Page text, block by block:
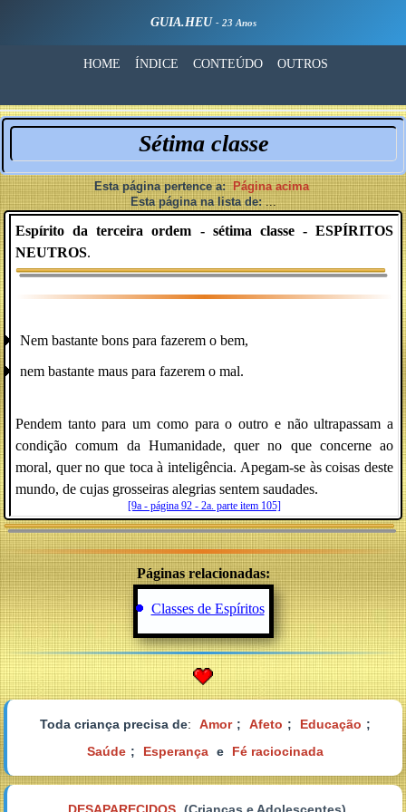
GUIA.HEU - 23 Anos
HOME ÍNDICE CONTEÚDO OUTROS
Sétima classe
Esta página pertence a: Página acima
Esta página na lista de:...
Espírito da terceira ordem - sétima classe - ESPÍRITOS
NEUTROS.
Nem bastante bons para fazerem o bem,
nem bastante maus para fazerem o mal.
Pendem tanto para um como para o outro e não ultrapassam a
condição comum da Humanidade, quer no que concerne ao
moral, quer no que toca à inteligência. Apegam-se às coisas deste
mundo, de cujas grosseiras alegrias sentem saudades.
[9a - página 92 - 2a. parte item 105]
Páginas relacionadas:
Classes de Espíritos
Toda criança precisa de: Amor ; Afeto ; Educação ;
Saúde ; Esperança e Fé raciocinada